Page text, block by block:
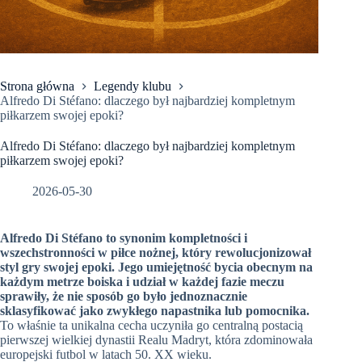
Strona główna
Legendy klubu
Alfredo Di Stéfano: dlaczego był najbardziej kompletnym
piłkarzem swojej epoki?
Alfredo Di Stéfano: dlaczego był najbardziej kompletnym
piłkarzem swojej epoki?
2026-05-30
Alfredo Di Stéfano to synonim kompletności i
wszechstronności w piłce nożnej, który rewolucjonizował
styl gry swojej epoki. Jego umiejętność bycia obecnym na
każdym metrze boiska i udział w każdej fazie meczu
sprawiły, że nie sposób go było jednoznacznie
sklasyfikować jako zwykłego napastnika lub pomocnika.
To właśnie ta unikalna cecha uczyniła go centralną postacią
pierwszej wielkiej dynastii Realu Madryt, która zdominowała
europejski futbol w latach 50. XX wieku.